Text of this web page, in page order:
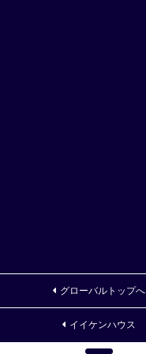
グローバルトップへ
イイケンハウス